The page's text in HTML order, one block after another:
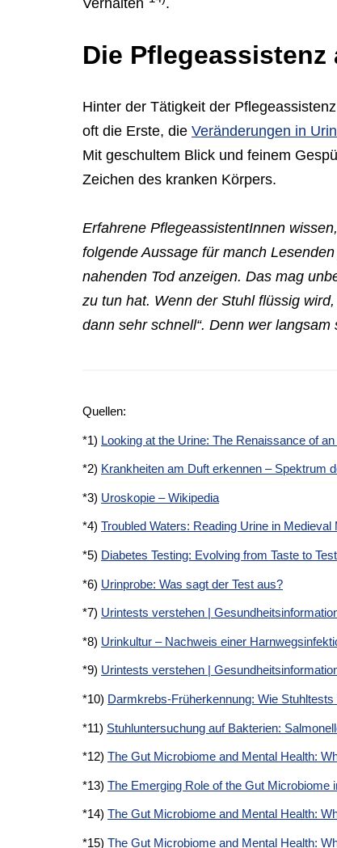
Verhalten
.
Die
Hinter der Tätigkeit der
oft die Erste, die Veränderungen in
Mit geschultem Blick und feinem
Zeichen des kranken Körpers.
Erfahrene PflegeassistentInnen
folgende Aussage für manch
nahenden Tod anzeigen. Das mag
zu tun hat. Wenn der Stuhl flüssig
dann sehr schnell“. Denn wer langsam
Quellen:
*1) Looking at the Urine: The Renaissance of
*2) Krankheiten am Duft erkennen – Spektrum
*3) Uroskopie – Wikipedia
*4) Troubled Waters: Reading Urine in
*5) Diabetes Testing: Evolving from Taste to Test
*6) Urinprobe: Was sagt der Test aus?
*7) Urintests verstehen |
*8) Urinkultur – Nachweis einer
*9) Urintests verstehen |
*10) Darmkrebs-Früherkennung: Wie
*11) Stuhluntersuchung auf Bakterien:
*12) The Gut Microbiome and Mental Health:
*13) The Emerging Role of the Gut
*14) The Gut Microbiome and Mental Health:
*15) The Gut Microbiome and Mental Health: